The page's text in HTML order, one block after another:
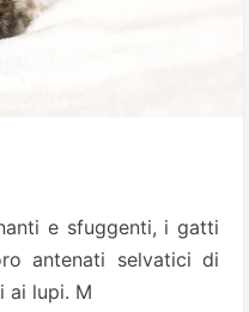
e sfuggenti, i gatti
antenati selvatici di
ai lupi. M